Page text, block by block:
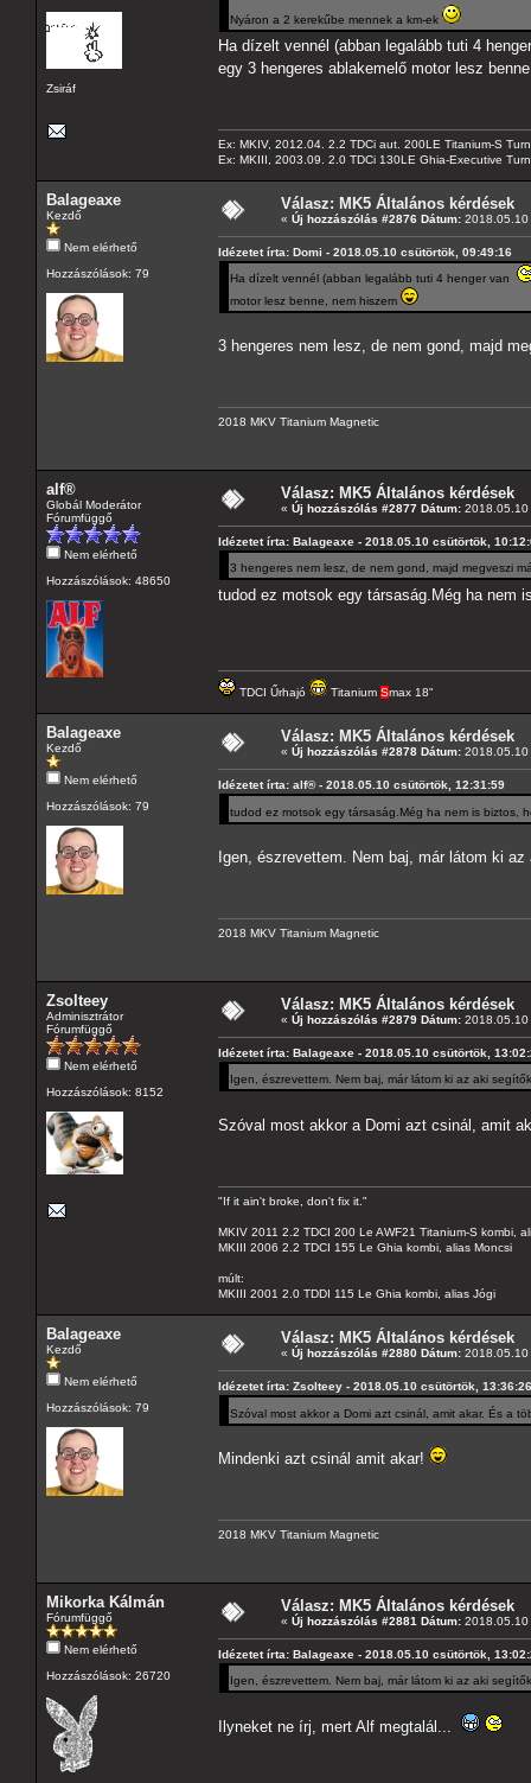
Zsiráf
Nyáron a 2 kerekűbe mennek a km-ek
Ha dízelt vennél (abban legalább tuti 4
egy 3 hengeres ablakemelő motor lesz
Ex: MKIV, 2012.04. 2.2 TDCi aut. 200LE Titanium-S
Ex: MKIII, 2003.09. 2.0 TDCi 130LE Ghia-Executive
Balageaxe
Kezdő
Nem elérhető
Hozzászólások: 79
Válasz: MK5 Általános kérdések
« Új hozzászólás #2876 Dátum: 2018.05.10
Idézetet írta: Domi - 2018.05.10 csütörtök, 09:49:16
Ha dízelt vennél (abban legalább tuti 4 henger van
motor lesz benne, nem hiszem
3 hengeres nem lesz, de nem gond, majd
2018 MKV Titanium Magnetic
alf®
Globál Moderátor
Fórumfüggő
Nem elérhető
Hozzászólások: 48650
Válasz: MK5 Általános kérdések
« Új hozzászólás #2877 Dátum: 2018.05.10
Idézetet írta: Balageaxe - 2018.05.10 csütörtök,
3 hengeres nem lesz, de nem gond, majd megveszi
tudod ez motsok egy társaság.Még ha
TDCI Űrhajó Titanium Smax 18"
Balageaxe
Kezdő
Nem elérhető
Hozzászólások: 79
Válasz: MK5 Általános kérdések
« Új hozzászólás #2878 Dátum: 2018.05.10
Idézetet írta: alf® - 2018.05.10 csütörtök, 12:31:59
tudod ez motsok egy társaság.Még ha nem is biztos,
Igen, észrevettem. Nem baj, már látom ki
2018 MKV Titanium Magnetic
Zsolteey
Adminisztrátor
Fórumfüggő
Nem elérhető
Hozzászólások: 8152
Válasz: MK5 Általános kérdések
« Új hozzászólás #2879 Dátum: 2018.05.10
Idézetet írta: Balageaxe - 2018.05.10 csütörtök,
Igen, észrevettem. Nem baj, már látom ki az aki
Szóval most akkor a Domi azt csinál, amit
"If it ain't broke, don't fix it."
MKIV 2011 2.2 TDCI 200 Le AWF21 Titanium-S kombi,
MKIII 2006 2.2 TDCI 155 Le Ghia kombi, alias Moncsi
múlt:
MKIII 2001 2.0 TDDI 115 Le Ghia kombi, alias Jógi
Balageaxe
Kezdő
Nem elérhető
Hozzászólások: 79
Válasz: MK5 Általános kérdések
« Új hozzászólás #2880 Dátum: 2018.05.10
Idézetet írta: Zsolteey - 2018.05.10 csütörtök, 13:36:26
Szóval most akkor a Domi azt csinál, amit akar. És a
Mindenki azt csinál amit akar!
2018 MKV Titanium Magnetic
Mikorka Kálmán
Fórumfüggő
Nem elérhető
Hozzászólások: 26720
Válasz: MK5 Általános kérdések
« Új hozzászólás #2881 Dátum: 2018.05.10
Idézetet írta: Balageaxe - 2018.05.10 csütörtök,
Igen, észrevettem. Nem baj, már látom ki az aki
Ilyneket ne írj, mert Alf megtalál...